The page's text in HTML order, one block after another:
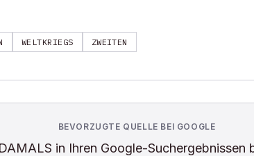
WELTKRIEGS ZWEITEN
BEVORZUGTE QUELLE BEI GOOGLE
DAMALS in Ihren Google-Suchergebnissen